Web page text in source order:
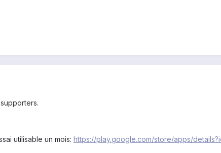
utilisable un mois: https://play.google.com/store/apps/